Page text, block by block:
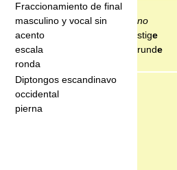
Fraccionamiento de final
masculino y vocal sin
acento
escala
ronda
no
stige
runde
Diptongos escandinavo
occidental
pierna